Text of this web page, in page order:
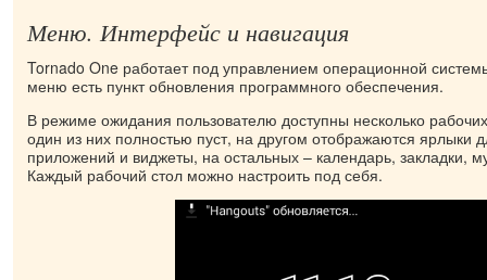
Меню. Интерфейс и навигация
Tornado One работает под управлением операционной
меню есть пункт обновления программного обеспечения.
В режиме ожидания пользователю доступны несколько
один из них полностью пуст, на другом отображаются ярлыки
приложений и виджеты, на остальных – календарь, закладки,
Каждый рабочий стол можно настроить под себя.